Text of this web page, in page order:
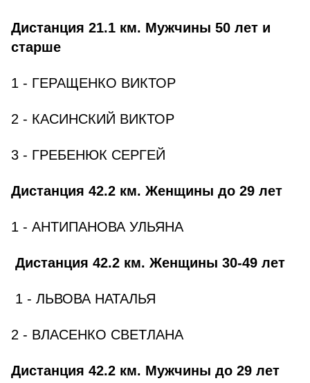
Дистанция 21.1 км. Мужчины 50 лет и
старше
1 - ГЕРАЩЕНКО ВИКТОР
2 - КАСИНСКИЙ ВИКТОР
3 - ГРЕБЕНЮК СЕРГЕЙ
Дистанция 42.2 км. Женщины до 29 лет
1 - АНТИПАНОВА УЛЬЯНА
Дистанция 42.2 км. Женщины 30-49 лет
1 - ЛЬВОВА НАТАЛЬЯ
2 - ВЛАСЕНКО СВЕТЛАНА
Дистанция 42.2 км. Мужчины до 29 лет